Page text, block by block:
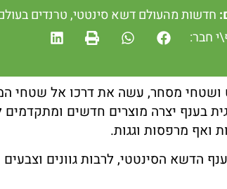
חדשות מהעולם דשא סינטטי,טרנדים
חבר:
מסחר, עשה את דרכו אל שטחי
בענף יצרה מוצרים חדשים ומתקדמים
ואף מרפסות וגגות.
הדשא הסינטטי, לרבות גוונים